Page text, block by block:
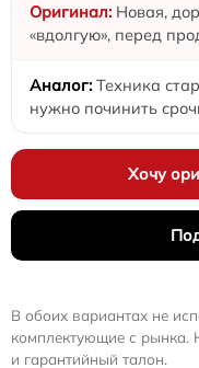
Новая,
«вдолгую», перед
Техника
нужно починить
Хочу
В обоих вариантах не
комплектующие с рынка.
и гарантийный талон.